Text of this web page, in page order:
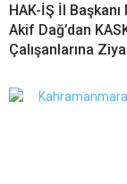
HAK-İŞ İl
Akif Dağ’dan
Çalışanlarına